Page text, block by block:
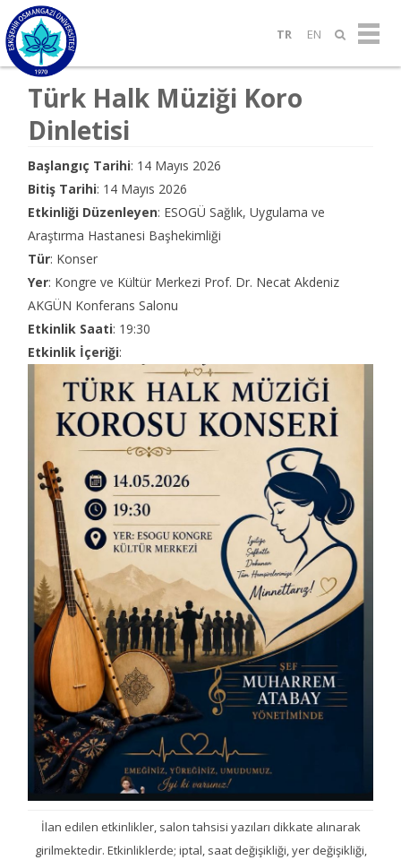
TR EN
Türk Halk Müziği Koro
Dinletisi
Başlangıç Tarihi: 14 Mayıs 2026
Bitiş Tarihi: 14 Mayıs 2026
Etkinliği Düzenleyen: ESOGÜ Sağlık, Uygulama ve
Araştırma Hastanesi Başhekimliği
Tür: Konser
Yer: Kongre ve Kültür Merkezi Prof. Dr. Necat Akdeniz
AKGÜN Konferans Salonu
Etkinlik Saati: 19:30
Etkinlik İçeriği:
İlan edilen etkinlikler, salon tahsisi yazıları dikkate alınarak
girilmektedir. Etkinliklerde; iptal, saat değişikliği, yer değişikliği,